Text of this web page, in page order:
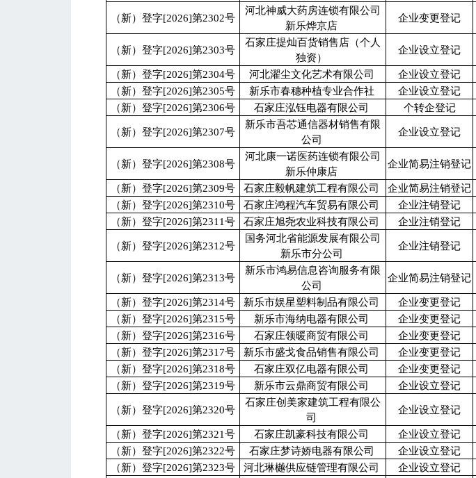
（新）登字[2026]第2302号
河北神威大药房连锁有限公司
新乐烨京店
企业变更登记
（新）登字[2026]第2303号
石家庄提灿百货销售店（个人
独资）
企业设立登记
（新）登字[2026]第2304号 河北濯尘文化艺术有限公司 企业设立登记
（新）登字[2026]第2305号
新乐市春穗种植专业合作社 企业设立登记
（新）登字[2026]第2306号
石家庄泓钰电器有限公司 个转企登记
（新）登字[2026]第2307号
新乐市吾芯通信器材销售有限
公司
企业设立登记
（新）登字[2026]第2308号
河北康一诺医药连锁有限公司
新乐仲康店
企业简易注销登记
（新）登字[2026]第2309号 石家庄毅帆建筑工程有限公司 企业简易注销登记
（新）登字[2026]第2310号
石家庄鸿程汽车贸易有限公司 企业注销登记
（新）登字[2026]第2311号
石家庄旭尧农业科技有限公司 企业注销登记
（新）登字[2026]第2312号
国务河北省能源发展有限公司
新乐市分公司
企业注销登记
（新）登字[2026]第2313号
新乐市鸿易信息咨询服务有限
公司
企业简易注销登记
（新）登字[2026]第2314号 新乐市娱星塑料制品有限公司 企业变更登记
（新）登字[2026]第2315号
新乐市海纳电器有限公司 企业变更登记
（新）登字[2026]第2316号
石家庄领暖商贸有限公司 企业变更登记
（新）登字[2026]第2317号
新乐市盛戈食品销售有限公司 企业变更登记
（新）登字[2026]第2318号
石家庄双亿电器有限公司 企业变更登记
（新）登字[2026]第2319号
新乐市云鼎商贸有限公司 企业设立登记
（新）登字[2026]第2320号
石家庄创美家建筑工程有限公
司
企业设立登记
（新）登字[2026]第2321号 石家庄凯豪科技有限公司 企业设立登记
（新）登字[2026]第2322号
石家庄梦诗娇电器有限公司 企业设立登记
（新）登字[2026]第2323号
河北琳樾供应链管理有限公司 企业设立登记